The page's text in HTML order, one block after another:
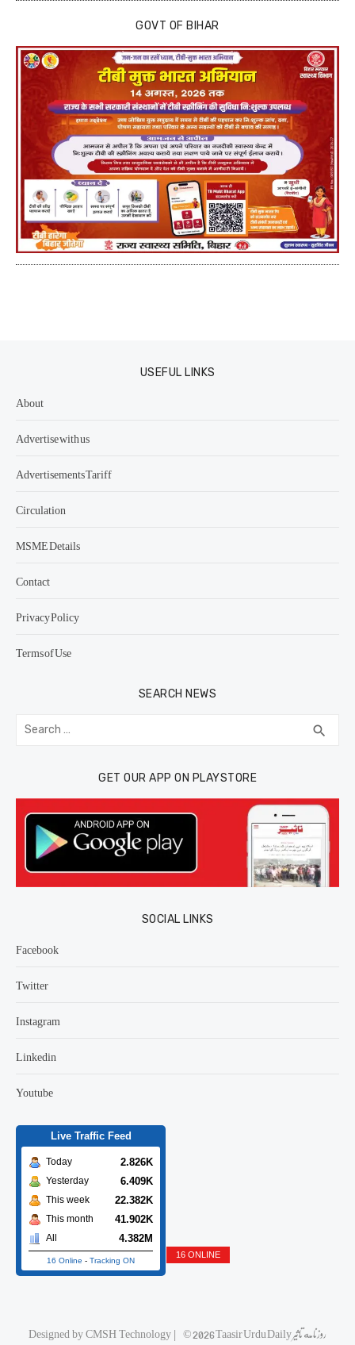
GOVT OF BIHAR
USEFUL LINKS
About
Advertise with us
Advertisements Tariff
Circulation
MSME Details
Contact
Privacy Policy
Terms of Use
SEARCH NEWS
Search
for: search
GET OUR APP ON PLAYSTORE
SOCIAL LINKS
Facebook
Twitter
Instagram
Linkedin
Youtube
Live Traffic Feed
Today 2.826K
Yesterday 6.409K
This week 22.382K
This month 41.902K
All 4.382M
16 Online - Tracking ON
16 ONLINE
Designed byCMSH Technology| © 2026 Taasir Urdu Daily روزنامه تاثیر